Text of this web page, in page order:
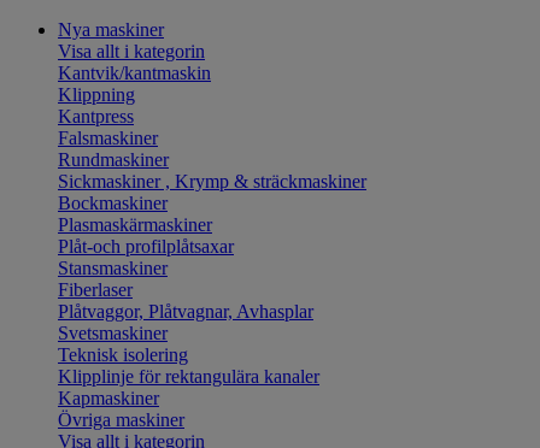
Nya maskiner
Visa allt i kategorin
Kantvik/kantmaskin
Klippning
Kantpress
Falsmaskiner
Rundmaskiner
Sickmaskiner , Krymp & sträckmaskiner
Bockmaskiner
Plasmaskärmaskiner
Plåt-och profilplåtsaxar
Stansmaskiner
Fiberlaser
Plåtvaggor, Plåtvagnar, Avhasplar
Svetsmaskiner
Teknisk isolering
Klipplinje för rektangulära kanaler
Kapmaskiner
Övriga maskiner
Visa allt i kategorin